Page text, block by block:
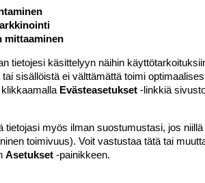
editoriin…Kumoa
mittaaminen
tietojesi käsittelyyn näihin
sisällöistä ei välttämättä toimi
Evästeasetukset -linkkiä
tietojasi myös ilman suostumustasi, jos
toimivuus). Voit vastustaa tätä tai
Asetukset -painikkeen.